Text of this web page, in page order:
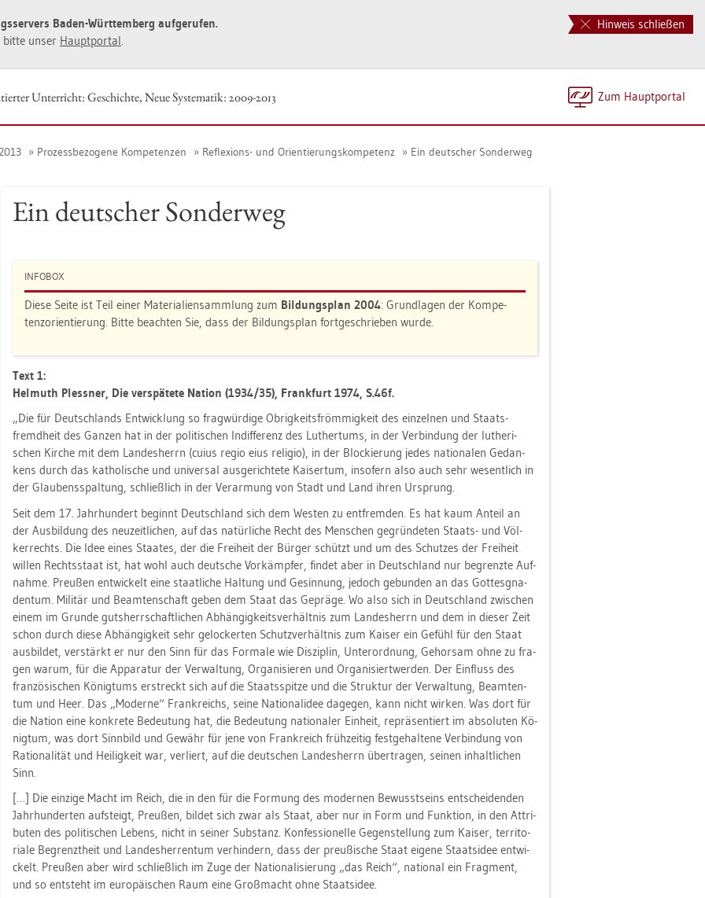
Hinweis schließen
Baden-Würt­tem­berg auf­ge­ru­fen.
bitte unser Haupt­por­tal.
Zum Haupt­por­tal
Un­ter­richt: Ge­schich­te, Neue Sys­te­ma­tik: 2009-2013
Pro­zess­be­zo­ge­ne Kom­pe­ten­zen Re­fle­xi­ons- und Ori­en­tie­rungs­kom­pe­tenz Ein deut­scher Son­der­weg
Ein deut­scher Son­der­weg
IN­FO­BOX
Diese Seite ist Teil einer Ma­te­ria­li­en­samm­lung zum Bil­dungs­plan 2004: Grund­la­gen der Kom­pe­
tenz­ori­en­tie­rung. Bitte be­ach­ten Sie, dass der Bil­dungs­plan fort­ge­schrie­ben wurde.
Text 1:
Hel­muth Pless­ner, Die ver­spä­te­te Na­ti­on (1934/35), Frank­furt 1974, S.46f.
„Die für Deutsch­lands Ent­wick­lung so frag­wür­di­ge Ob­rig­keits­fröm­mig­keit des ein­zel­nen und Staats­
fremd­heit des Gan­zen hat in der po­li­ti­schen In­dif­fe­renz des Lu­ther­tums, in der Ver­bin­dung der lu­the­ri­
schen Kir­che mit dem Lan­des­herrn (cuius regio eius re­li­gio), in der Blo­ckie­rung jedes na­tio­na­len Ge­dan­
kens durch das ka­tho­li­sche und uni­ver­sal aus­ge­rich­te­te Kai­ser­tum, in­so­fern also auch sehr we­sent­lich in
der Glau­bens­spal­tung, schließ­lich in der Ver­ar­mung von Stadt und Land ihren Ur­sprung.
Seit dem 17. Jahr­hun­dert be­ginnt Deutsch­land sich dem Wes­ten zu ent­frem­den. Es hat kaum An­teil an
der Aus­bil­dung des neu­zeit­li­chen, auf das na­tür­li­che Recht des Men­schen ge­grün­de­ten Staats- und Völ­
ker­rechts. Die Idee eines Staa­tes, der die Frei­heit der Bür­ger schützt und um des Schut­zes der Frei­heit
wil­len Rechts­staat ist, hat wohl auch deut­sche Vor­kämp­fer, fin­det aber in Deutsch­land nur be­grenz­te Auf­
nah­me. Preu­ßen ent­wi­ckelt eine staat­li­che Hal­tung und Ge­sin­nung, je­doch ge­bun­den an das Got­tes­gna­
den­tum. Mi­li­tär und Be­am­ten­schaft geben dem Staat das Ge­prä­ge. Wo also sich in Deutsch­land zwi­schen
einem im Grun­de guts­herr­schaft­li­chen Ab­hän­gig­keits­ver­hält­nis zum Lan­des­herrn und dem in die­ser Zeit
schon durch diese Ab­hän­gig­keit sehr ge­lo­cker­ten Schutz­ver­hält­nis zum Kai­ser ein Ge­fühl für den Staat
aus­bil­det, ver­stärkt er nur den Sinn für das For­ma­le wie Dis­zi­plin, Un­ter­ord­nung, Ge­hor­sam ohne zu fra­
gen warum, für die Ap­pa­ra­tur der Ver­wal­tung, Or­ga­ni­sie­ren und Or­ga­ni­siert­wer­den. Der Ein­fluss des
fran­zö­si­schen Kö­nig­tums er­streckt sich auf die Staats­spit­ze und die Struk­tur der Ver­wal­tung, Be­am­ten­
tum und Heer. Das „Mo­der­ne“ Frank­reichs, seine Na­tio­na­l­idee da­ge­gen, kann nicht wir­ken. Was dort für
die Na­ti­on eine kon­kre­te Be­deu­tung hat, die Be­deu­tung na­tio­na­ler Ein­heit, re­prä­sen­tiert im ab­so­lu­ten Kö­
nig­tum, was dort Sinn­bild und Ge­währ für jene von Frank­reich früh­zei­tig fest­ge­hal­te­ne Ver­bin­dung von
Ra­tio­na­li­tät und Hei­lig­keit war, ver­liert, auf die deut­schen Lan­des­herrn über­tra­gen, sei­nen in­halt­li­chen
Sinn.
[…] Die ein­zi­ge Macht im Reich, die in den für die For­mung des mo­der­nen Be­wusst­seins ent­schei­den­den
Jahr­hun­der­ten auf­steigt, Preu­ßen, bil­det sich zwar als Staat, aber nur in Form und Funk­ti­on, in den At­tri­
bu­ten des po­li­ti­schen Le­bens, nicht in sei­ner Sub­stanz. Kon­fes­sio­nel­le Ge­gen­stel­lung zum Kai­ser, ter­ri­to­
ria­le Be­grenzt­heit und Lan­des­her­ren­tum ver­hin­dern, dass der preu­ßi­sche Staat ei­ge­ne Staats­idee ent­wi­
ckelt. Preu­ßen aber wird schließ­lich im Zuge der Na­tio­na­li­sie­rung „das Reich“, na­tio­nal ein Frag­ment,
und so ent­steht im eu­ro­päi­schen Raum eine Groß­macht ohne Staats­idee.